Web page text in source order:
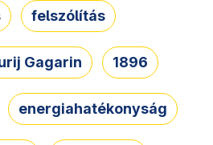
felszólítás
Gagarin 1896
energiahatékonyság